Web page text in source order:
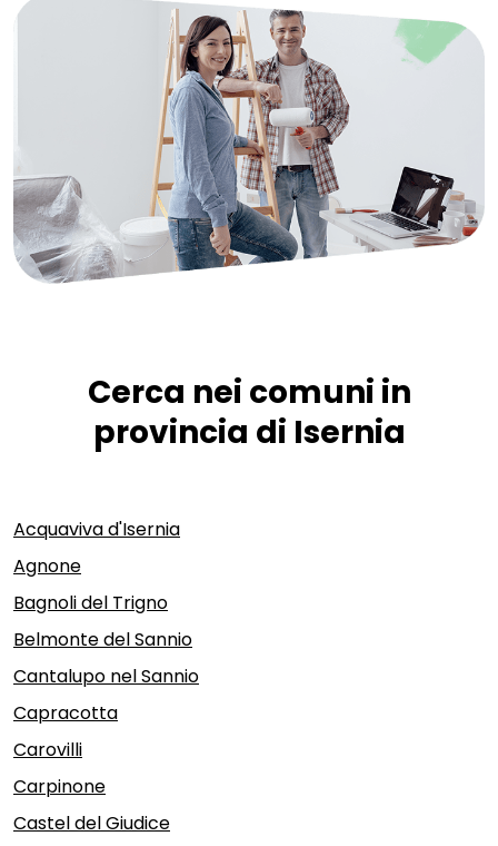
Cerca nei comuni in
provincia di Isernia
Acquaviva d'Isernia
Agnone
Bagnoli del Trigno
Belmonte del Sannio
Cantalupo nel Sannio
Capracotta
Carovilli
Carpinone
Castel del Giudice